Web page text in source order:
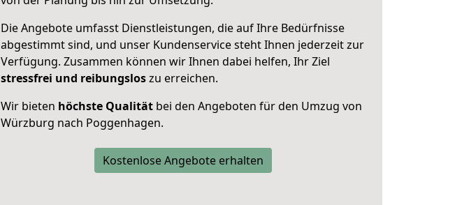
Die Angebote umfasst Dienstleistungen, die auf Ihre Bedürfnisse
abgestimmt sind, und unser Kundenservice steht Ihnen jederzeit zur
Verfügung. Zusammen können wir Ihnen dabei helfen, Ihr Ziel
stressfrei und reibungsloszu erreichen.
Wir bieten höchste Qualität bei den Angeboten für den Umzug von
Würzburg nach Poggenhagen.
Kostenlose Angebote erhalten